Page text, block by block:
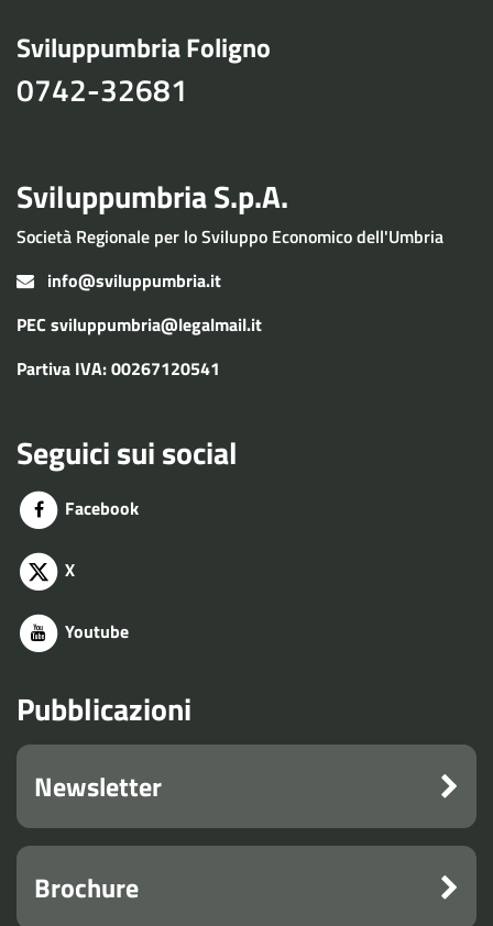
Sviluppumbria Foligno
0742-32681
Sviluppumbria S.p.A.
Società Regionale per lo Sviluppo Economico dell'Umbria
info@sviluppumbria.it
PEC sviluppumbria@legalmail.it
Partiva IVA: 00267120541
Seguici sui social
Facebook
X
Youtube
Pubblicazioni
Newsletter
Brochure